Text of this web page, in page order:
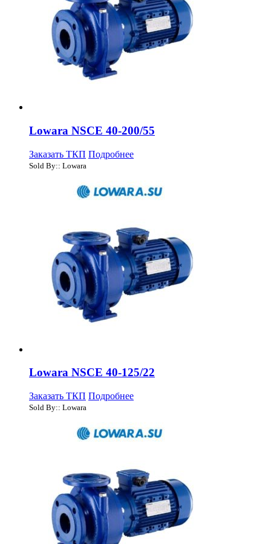
Lowara NSCE 40-200/55
Заказать ТКП Подробнее
Sold By:: Lowara
Lowara NSCE 40-125/22
Заказать ТКП Подробнее
Sold By:: Lowara